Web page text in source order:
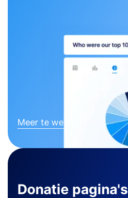
Meer te weten komen
Donatie pagina's